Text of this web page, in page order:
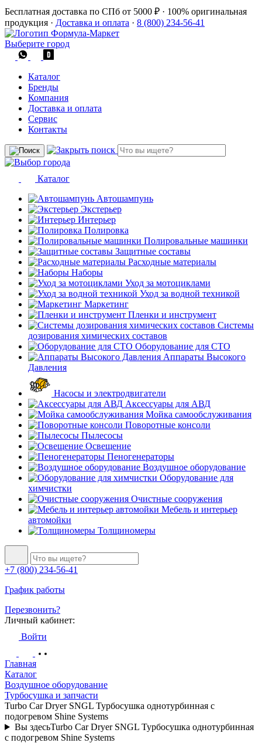
Бесплатная доставка по СПб от 5000 ₽ · 100% оригинальная
продукция · Доставка и оплата · 8 (800) 234-56-41
Выберите город
Каталог
Бренды
Компания
Доставка и оплата
Сервис
Контакты
Каталог
Автошампунь
Экстерьер
Интерьер
Полировка
Полировальные машинки
Защитные составы
Расходные материалы
Наборы
Уход за мотоциклами
Уход за водной техникой
Маркетинг
Пленки и инструмент
Системы
дозирования химических составов
Оборудование для СТО
Аппараты Высокого
Давления
Насосы и электродвигатели
Аксессуары для АВД
Мойка самообслуживания
Поворотные консоли
Пылесосы
Освещение
Пеногенераторы
Воздушное оборудование
Оборудование для
химчистки
Очистные сооружения
Мебель и интерьер
автомойки
Толщиномеры
+7 (800) 234-56-41
График работы
Перезвонить?
Личный кабинет:
Войти
Главная
Каталог
Воздушное оборудование
Турбосушка и запчасти
Turbo Car Dryer SNGL Турбосушка однотурбинная с
подогревом Shine Systems
Вы здесьTurbo Car Dryer SNGL Турбосушка однотурбинная
с подогревом Shine Systems